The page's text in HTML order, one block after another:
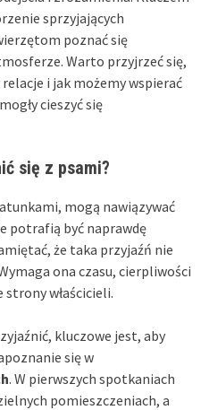
sprzyjających
poznać się
Warto przyjrzeć się,
i jak możemy wspierać
cieszyć się
się z psami?
mogą nawiązywać
potrafią być naprawdę
że taka przyjaźń nie
ona czasu, cierpliwości
właścicieli.
kluczowe jest, aby
się w
. W pierwszych spotkaniach
pomieszczeniach, a